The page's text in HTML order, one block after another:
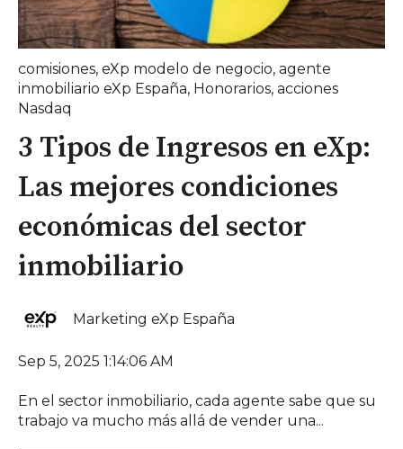
comisiones, eXp modelo de negocio, agente
inmobiliario eXp España, Honorarios, acciones
Nasdaq
3 Tipos de Ingresos en eXp:
Las mejores condiciones
económicas del sector
inmobiliario
Marketing eXp España
Sep 5, 2025 1:14:06 AM
En el sector inmobiliario, cada agente sabe que su
trabajo va mucho más allá de vender una...